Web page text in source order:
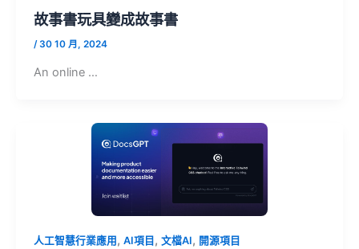
故事書玩具變成故事書
/30 10 月, 2024
An online …
人工智慧行業應用 , AI項目 , 文檔AI, 開源項目